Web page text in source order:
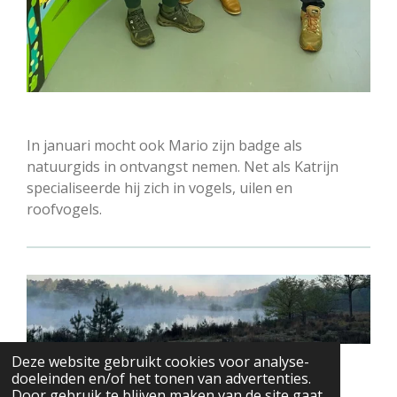
Deze website gebruikt cookies voor analyse-
doeleinden en/of het tonen van advertenties.
In januari mocht ook Mario zijn badge als
natuurgids in ontvangst nemen. Net als Katrijn
specialiseerde hij zich in vogels, uilen en
roofvogels.
© 2021 - 2026 Natuurpunt Tessenderlo
Powered byJouwWeb